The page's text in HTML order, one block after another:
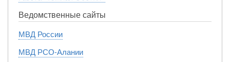
Ведомственные сайты
МВД России
МВД РСО-Алании